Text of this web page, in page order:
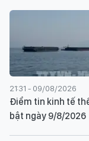
21:31 - 09/08/2026
Điểm tin kinh tế
bật ngày 9/8/2026